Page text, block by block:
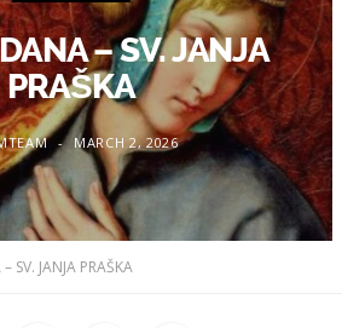
– SV. JANJA
PRAŠKA
MARCH 2, 2026
SV. JANJA PRAŠKA